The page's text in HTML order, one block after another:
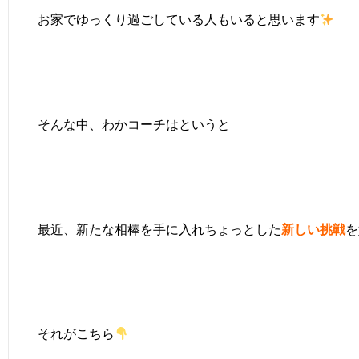
お家でゆっくり過ごしている人もいると思います
そんな中、わかコーチはというと
最近、新たな相棒を手に入れちょっとした新しい挑戦
それがこちら